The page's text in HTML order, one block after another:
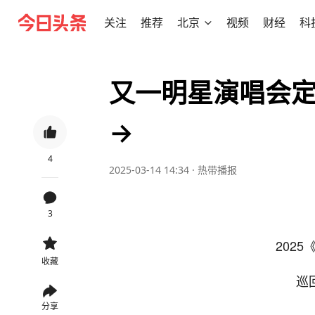
关注 推荐 北京 视频 财经 科
4
3
收藏
分享
又一明星演唱会
→
2025-03-14 14:34 · 热带播报
2025
巡